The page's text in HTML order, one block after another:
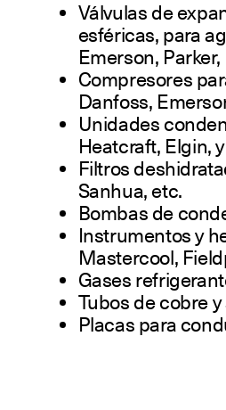
Válvulas de
esféricas, para
Emerson,
Compresores
Danfoss,
Unidades
Heatcraft, Elgin,
Filtros
Sanhua, etc.
Bombas de
Instrumentos y
Mastercool,
Gases
Tubos de cobre
Placas para